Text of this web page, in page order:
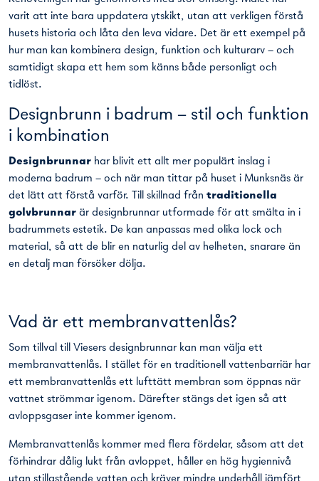
varit att inte bara uppdatera ytskikt, utan att verkligen förstå
husets historia och låta den leva vidare. Det är ett exempel på
hur man kan kombinera design, funktion och kulturarv – och
samtidigt skapa ett hem som känns både personligt och
tidlöst.
Designbrunn i badrum – stil och funktion
i kombination
Designbrunnar har blivit ett allt mer populärt inslag i
moderna badrum – och när man tittar på huset i Munksnäs är
det lätt att förstå varför. Till skillnad från traditionella
golvbrunnar är designbrunnar utformade för att smälta in i
badrummets estetik. De kan anpassas med olika lock och
material, så att de blir en naturlig del av helheten, snarare än
en detalj man försöker dölja.
Vad är ett membranvattenlås?
Som tillval till Viesers designbrunnar kan man välja ett
membranvattenlås. I stället för en traditionell vattenbarriär har
ett membranvattenlås ett lufttätt membran som öppnas när
vattnet strömmar igenom. Därefter stängs det igen så att
avloppsgaser inte kommer igenom.
Membranvattenlås kommer med flera fördelar, såsom att det
förhindrar dålig lukt från avloppet, håller en hög hygiennivå